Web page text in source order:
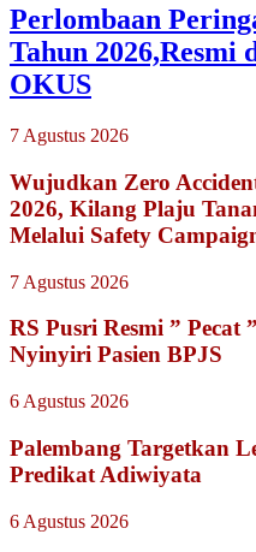
Perlombaan
Tahun 2026,Resmi
OKUS
7 Agustus 2026
Wujudkan Zero
2026, Kilang Plaju
Melalui Safety
7 Agustus 2026
RS Pusri Resmi ” Pecat
Nyinyiri Pasien BPJS
6 Agustus 2026
Palembang Targetkan
Predikat Adiwiyata
6 Agustus 2026